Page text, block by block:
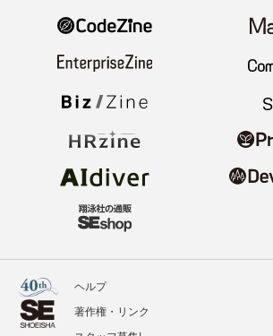
ヘルプ
著作権・リンク